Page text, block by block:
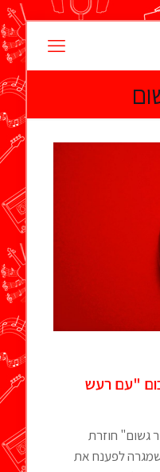
"עם רעש
גשום" חוזרת
לפענח את